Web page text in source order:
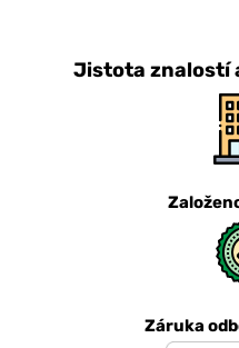
Jistota znalostí
Záruka